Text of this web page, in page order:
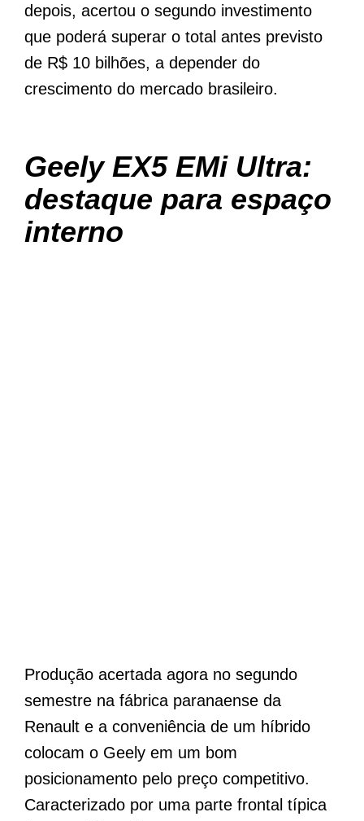
depois, acertou o segundo investimento
que poderá superar o total antes previsto
de R$ 10 bilhões, a depender do
crescimento do mercado brasileiro.
Geely EX5 EMi Ultra:
destaque para espaço
interno
Produção acertada agora no segundo
semestre na fábrica paranaense da
Renault e a conveniência de um híbrido
colocam o Geely em um bom
posicionamento pelo preço competitivo.
Caracterizado por uma parte frontal típica